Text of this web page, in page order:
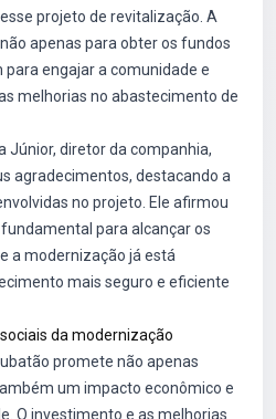
projeto de revitalização. A
apenas para obter os fundos
engajar a comunidade e
melhorias no abastecimento de
Júnior, diretor da companhia,
agradecimentos, destacando a
no projeto. Ele afirmou
para alcançar os
a modernização já está
mais seguro e eficiente
da modernização
promete não apenas
um impacto econômico e
O investimento e as melhorias